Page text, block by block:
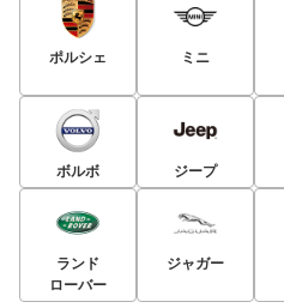
ポルシェ ミニ
ボルボ ジープ
ランド
ローバー
ジャガー